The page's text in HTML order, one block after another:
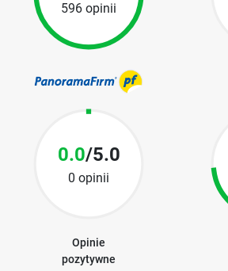
596 opinii
0.0/5.0
0 opinii
Opinie
pozytywne